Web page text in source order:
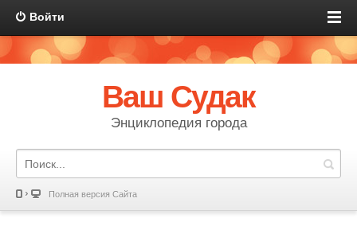
Войти
Ваш Судак
Энциклопедия города
Полная версия Сайта